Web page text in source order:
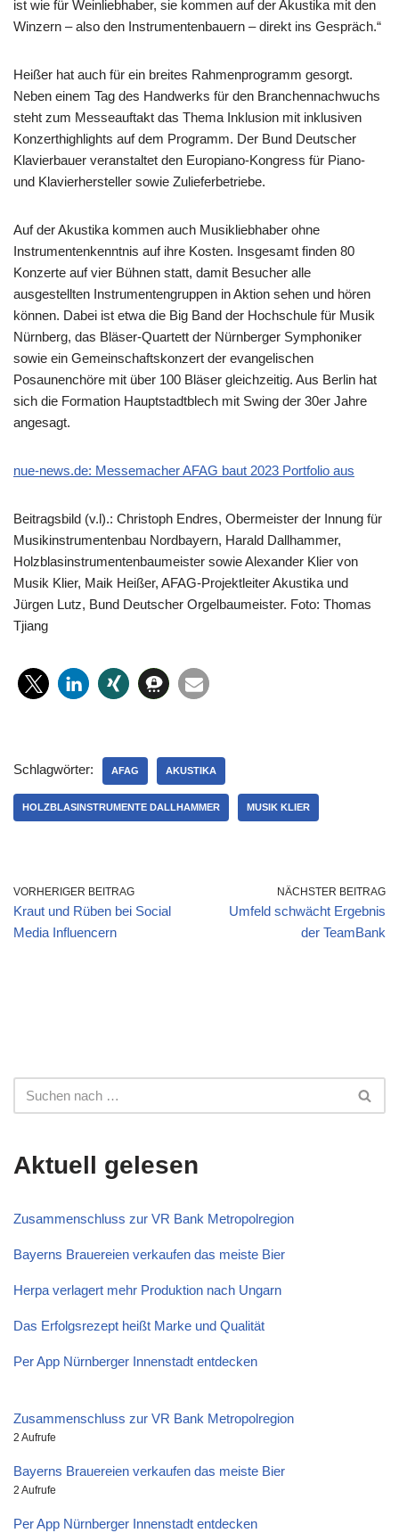
ist wie für Weinliebhaber, sie kommen auf der Akustika mit den
Winzern – also den Instrumentenbauern – direkt ins Gespräch.“
Heißer hat auch für ein breites Rahmenprogramm gesorgt.
Neben einem Tag des Handwerks für den Branchennachwuchs
steht zum Messeauftakt das Thema Inklusion mit inklusiven
Konzerthighlights auf dem Programm. Der Bund Deutscher
Klavierbauer veranstaltet den Europiano-Kongress für Piano-
und Klavierhersteller sowie Zulieferbetriebe.
Auf der Akustika kommen auch Musikliebhaber ohne
Instrumentenkenntnis auf ihre Kosten. Insgesamt finden 80
Konzerte auf vier Bühnen statt, damit Besucher alle
ausgestellten Instrumentengruppen in Aktion sehen und hören
können. Dabei ist etwa die Big Band der Hochschule für Musik
Nürnberg, das Bläser-Quartett der Nürnberger Symphoniker
sowie ein Gemeinschaftskonzert der evangelischen
Posaunenchöre mit über 100 Bläser gleichzeitig. Aus Berlin hat
sich die Formation Hauptstadtblech mit Swing der 30er Jahre
angesagt.
nue-news.de: Messemacher AFAG baut 2023 Portfolio aus
Beitragsbild (v.l).: Christoph Endres, Obermeister der Innung für
Musikinstrumentenbau Nordbayern, Harald Dallhammer,
Holzblasinstrumentenbaumeister sowie Alexander Klier von
Musik Klier, Maik Heißer, AFAG-Projektleiter Akustika und
Jürgen Lutz, Bund Deutscher Orgelbaumeister. Foto: Thomas
Tjiang
Schlagwörter: AFAG AKUSTIKA
HOLZBLASINSTRUMENTE DALLHAMMER MUSIK KLIER
VORHERIGER BEITRAG
Kraut und Rüben bei Social
Media Influencern
NÄCHSTER BEITRAG
Umfeld schwächt Ergebnis
der TeamBank
Aktuell gelesen
Zusammenschluss zur VR Bank Metropolregion
Bayerns Brauereien verkaufen das meiste Bier
Herpa verlagert mehr Produktion nach Ungarn
Das Erfolgsrezept heißt Marke und Qualität
Per App Nürnberger Innenstadt entdecken
Zusammenschluss zur VR Bank Metropolregion
2 Aufrufe
Bayerns Brauereien verkaufen das meiste Bier
2 Aufrufe
Per App Nürnberger Innenstadt entdecken